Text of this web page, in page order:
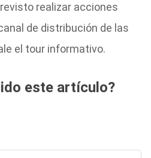
realizar acciones
de distribución de las
el tour informativo.
este artículo?